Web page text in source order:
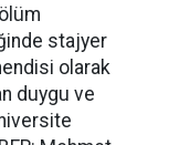
stajyer
olarak
duygu ve